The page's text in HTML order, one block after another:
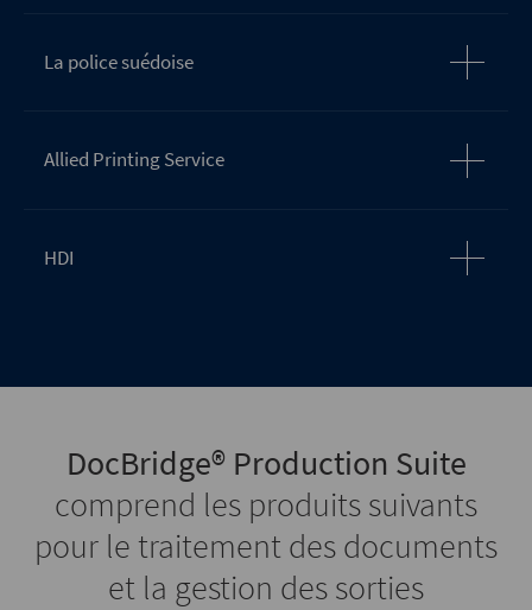
La police suédoise
Allied Printing Service
HDI
DocBridge® Production Suite
comprend les produits suivants
pour le traitement des documents
et la gestion des sorties